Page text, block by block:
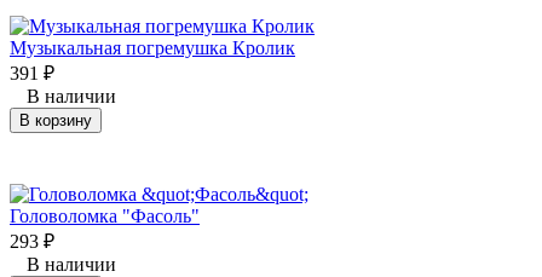
Музыкальная погремушка Кролик
391 ₽
В наличии
В корзину
Головоломка "Фасоль"
293 ₽
В наличии